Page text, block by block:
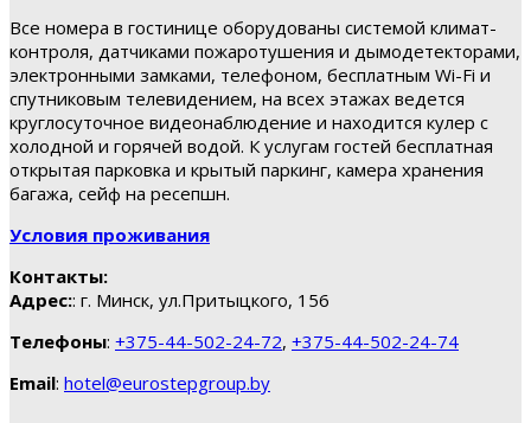
Все номера в гостинице оборудованы системой климат-
контроля, датчиками пожаротушения и дымодетекторами,
электронными замками, телефоном, бесплатным Wi-Fi и
спутниковым телевидением, на всех этажах ведется
круглосуточное видеонаблюдение и находится кулер с
холодной и горячей водой. К услугам гостей бесплатная
открытая парковка и крытый паркинг, камера хранения
багажа, сейф на ресепшн.
Условия проживания
Контакты:
Адрес:: г. Минск, ул.Притыцкого, 156
Телефоны: +375-44-502-24-72, +375-44-502-24-74
Email: hotel@eurostepgroup.by